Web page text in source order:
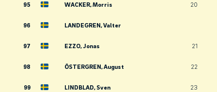
95 WACKER, Morris 20
96 LANDEGREN, Valter
97 EZZO, Jonas 21
98 ÖSTERGREN, August 22
99 LINDBLAD, Sven 23